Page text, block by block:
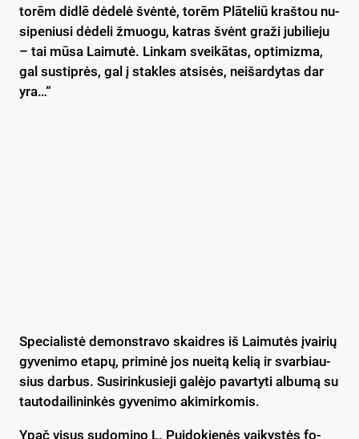
torēm didlē dė­de­lė švėn­tė, torēm Plāte­liū kraš­tou nu­
si­pe­niu­si dė­de­li žmuo­gu, kat­ras švėnt gra­ži ju­bi­lie­ju
– tai mū­sa Lai­mu­tė. Lin­kam sveikā­tas, op­ti­miz­ma,
gal su­stip­rės, gal į stak­les at­si­sės, nei­šar­dy­tas dar
yra…“
Spe­cia­lis­tė de­monst­ra­vo skaid­res iš Lai­mu­tės įvai­rių
gy­ve­ni­mo eta­pų, pri­mi­nė jos nuei­tą ke­lią ir svar­biau­
sius dar­bus. Su­si­rin­ku­sie­ji ga­lė­jo pa­var­ty­ti al­bu­mą su
tau­to­dai­li­nin­kės gy­ve­ni­mo aki­mir­ko­mis.
Ypač vi­sus su­do­mi­no L. Pui­do­kie­nės vai­kys­tės fo­